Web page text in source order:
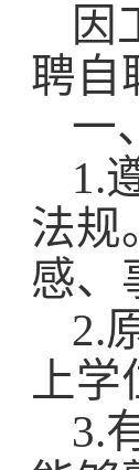
因
聘自
一
1.
法规
感、
2.
上学
3.